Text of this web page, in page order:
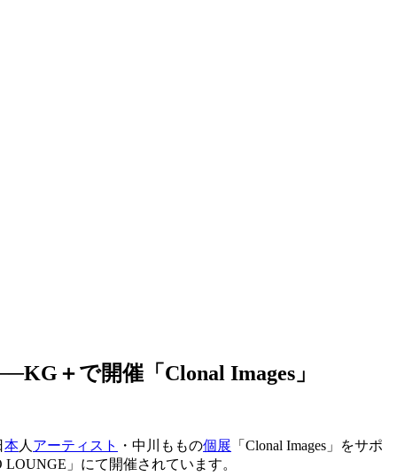
＋で開催「Clonal Images」
本人 アーティスト ・中川ももの個展 「Clonal Images」をサポ
」にて開催されています。